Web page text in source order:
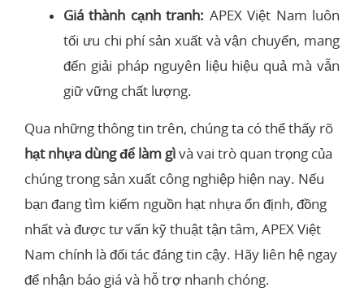
Giá thành cạnh tranh: APEX Việt Nam luôn
tối ưu chi phí sản xuất và vận chuyển, mang
đến giải pháp nguyên liệu hiệu quả mà vẫn
giữ vững chất lượng.
Qua những thông tin trên, chúng ta có thể thấy rõ
hạt nhựa dùng để làm gìvà vai trò quan trọng của
chúng trong sản xuất công nghiệp hiện nay. Nếu
bạn đang tìm kiếm nguồn hạt nhựa ổn định, đồng
nhất và được tư vấn kỹ thuật tận tâm, APEX Việt
Nam chính là đối tác đáng tin cậy. Hãy liên hệ ngay
để nhận báo giá và hỗ trợ nhanh chóng.